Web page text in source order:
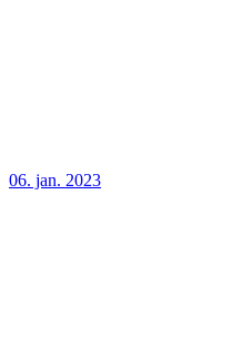
06. jan. 2023